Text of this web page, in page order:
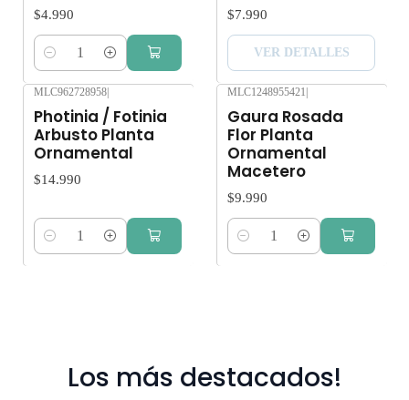
$4.990
Cantidad
$7.990
VER DETALLES
MLC962728958|
Photinia / Fotinia
Arbusto Planta
Ornamental
$14.990
Cantidad
MLC1248955421 |
Gaura Rosada
Flor Planta
Ornamental
Macetero
$9.990
Cantidad
Los más destacados!